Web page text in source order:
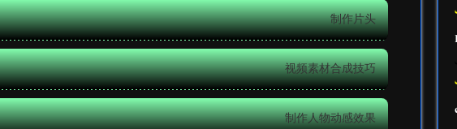
制作片头
视频素材合成技巧
制作人物动感效果